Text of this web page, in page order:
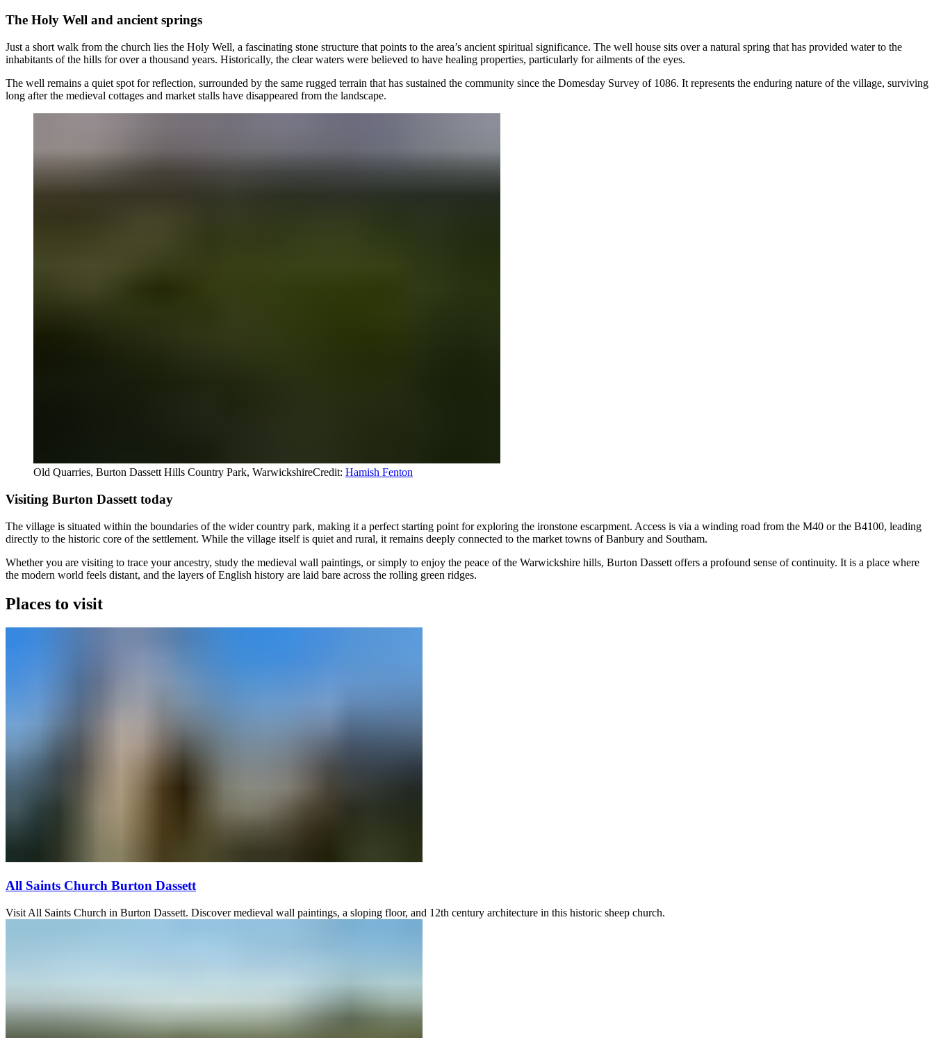
The Holy Well and ancient springs​​​​‌ ‍ ​‍​‍‌‍ ‌ ​‍‌‍‍‌‌‍‌ ‌‍‍‌‌‍ ‍​‍​‍​ ‍‍​‍​‍‌ ​ ‌‍​‌‌‍ ‍‌‍‍‌‌ ‌​‌ ‍‌​‍ ‍‌‍‍‌‌‍ ​‍​‍​‍ ​​‍​‍‌‍‍​‌ ​‍‌‍‌‌‌‍‌‍​‍​‍​ ‍‍​‍​‍‌‍‍​‌ ‌​‌ ‌​‌ ​​​ ‍‍​‍ ​‍ ‌‍ ​‌‍ ‌‍​ ‌‍​‌‌‍ ​‌‍‍​‌‍ ‌ ​ ‌ ‌​​ ‍‍​ ​ ​ ​ ​ ​ ​ ​ ​‍ ‌‍‍‌‌‍ ‍‌ ‌​‌‍‌‌‌‍ ‍‌ ‌​​‍ ‌‍‌‌‌‍‌​‌‍‍‌‌ ‌​​‍ ‌‍ ‌‌‍ ‌‍‌​‌‍‌‌​ ‌‌ ​​‌ ​‍‌‍‌‌‌ ​ ‌‍‌‌‌‍ ‍‌ ‌​‌‍​‌‌ ‌​‌‍‍‌‌‍ ‌‍ ‍​ ‍ ‌‍‍‌‌‍‌​​ ‌‌‍‌‍​ ​ ​ ‍‌​ ‌‌​ ​​‌‍​ ​ ​‌‌‍‌​​‍ ‌‌‍​‍​ ‍​‌‍​‍‌‍​‍​‍ ‌​ ‌​​ ​‌​ ​‌​ ‍​​‍ ‌​ ‍‌​ ​‍​ ‌‍‌‍​‌​‍ ‌‌‍‌‍​ ‌‌​ ​ ​ ‍​​ ​‍​ ‌‌‌‍​‍​ ‌‌​ ‌‍​ ‌‌‌‍​‍​ ​‍​ ‍ ‌ ‌​‌ ‍‌‌ ​​‌‍‌‌​ ‌‌‍​‌‌ ​‍‌‍‌‌‌‍​‌​ ‍ ‌ ​​‌‍​‌‌ ‌​‌‍‍​​ ‌‌‍‌​‌‍‌‌‌ ​ ‌‍​ ‌ ​‍‌‍‍‌‌ ​​‌ ‌​‌‍‍‌‌‍ ‌‍ ‍​‍‌‌​ ‌‌‌​​‍‌‌ ‌‍‍ ‌‍‌‌‌ ‍‌​‍‌‌​ ​ ‌​‌​​‍‌‌​ ​ ‌​‌​​‍‌‌​ ​‍​ ​‍‌‍​‌​ ​ ​ ‌ ​ ​‍​ ​​‌‍‌​‌‍‌​​ ‍​​ ‌‍​ ‌‍​ ​‌​ ‌‍​‍‌‌​ ​‍​ ​‍​‍‌‌​ ‌‌‌​‌​​‍ ‍‌‍​ ‌‍‍​‌‍‍‌‌‍ ​‌‍‌​‌ ​‍‌‍‌‌‌‍ ‍​‍‌‌​ ‌‌‌​​‍‌‌ ‌‍‍ ‌‍‌‌‌ ‍‌​‍‌‌​ ​ ‌​‌​​‍‌‌​ ​ ‌​‌​​‍‌‌​ ​‍​ ​‍​ ‍​​ ​​​ ‌‍​ ​‍​ ‌‍​ ​​​ ‍‌​ ​‍​ ‌​‌‍‌​​ ​‌‌‍​‌​‍‌‌​ ​‍​ ​‍​‍‌‌​ ‌‌‌​‌​​‍ ‍‌ ‌​‌‍‌‌‌ ‍​‌ ‌​​ ‌‍​‍‌‍​‌‌ ​ ‌‍‌‌‌‌‌‌‌ ​‍‌‍ ​​ ‌‌‍‍​‌ ‌​‌ ‌​‌ ​​​‍‌‌​ ​ ‌​​‌​‍‌‌​ ​‍‌​‌‍​‍‌‌​ ​‍‌​‌‍‌‍ ​‌‍ ‌‍​ ‌‍​‌‌‍ ​‌‍‍​‌‍ ‌ ​ ‌ ‌​​‍‌‌​ ​ ‌​​‌​ ​ ​ ​ ​ ​ ​ ​ ​‍‌‍‌‍‍‌‌‍‌​​ ‌‌‍‌‍​ ​ ​ ‍‌​ ‌‌​ ​​‌‍​ ​ ​‌‌‍‌​​‍ ‌‌‍​‍​ ‍​‌‍​‍‌‍​‍​‍ ‌​ ‌​​ ​‌​ ​‌​ ‍​​‍ ‌​ ‍‌​ ​‍​ ‌‍‌‍​‌​‍ ‌‌‍‌‍​ ‌‌​ ​ ​ ‍​​ ​‍​ ‌‌‌‍​‍​ ‌‌​ ‌‍​ ‌‌‌‍​‍​ ​‍​‍‌‍‌ ‌​‌ ‍‌‌ ​​‌‍‌‌​ ‌‌‍​‌‌ ​‍‌‍‌‌‌‍​‌​‍‌‍‌ ​​‌‍​‌‌ ‌​‌‍‍​​ ‌‌‍‌​‌‍‌‌‌ ​ ‌‍​ ‌ ​‍‌‍‍‌‌ ​​‌ ‌​‌‍‍‌‌‍ ‌‍ ‍​‍‌‌​ ‌‌‌​​‍‌‌ ‌‍‍ ‌‍‌‌‌ ‍‌​‍‌‌​ ​ ‌​‌​​‍‌‌​ ​ ‌​‌​​‍‌‌​ ​‍​ ​‍‌‍​‌​ ​ ​ ‌ ​ ​‍​ ​​‌‍‌​‌‍‌​​ ‍​​ ‌‍​ ‌‍​ ​‌​ ‌‍​‍‌‌​ ​‍​ ​‍​‍‌‌​ ‌‌‌​‌​​‍ ‍‌‍​ ‌‍‍​‌‍‍‌‌‍ ​‌‍‌​‌ ​‍‌‍‌‌‌‍ ‍​‍‌‌​ ‌‌‌​​‍‌‌ ‌‍‍ ‌‍‌‌‌ ‍‌​‍‌‌​ ​ ‌​‌​​‍‌‌​ ​ ‌​‌​​‍‌‌​ ​‍​ ​‍​ ‍​​ ​​​ ‌‍​ ​‍​ ‌‍​ ​​​ ‍‌​ ​‍​ ‌​‌‍‌​​ ​‌‌‍​‌​‍‌‌​ ​‍​ ​‍​‍‌‌​ ‌‌‌​‌​​‍ ‍‌ ‌​‌‍‌‌‌ ‍​‌ ‌​​‍‌‍‌ ​​‌‍‌‌‌ ​‍‌ ​ ‌ ​​‌‍‌‌‌‍​ ‌ ‌​‌‍‍‌‌ ‌‍‌‍‌‌​ ‌‌ ​​‌ ‌‌‌‍​‍‌‍ ​‌‍‍‌‌ ​ ‌‍‍​‌‍‌‌‌‍‌​​‍​‍‌ ‌
Just a short walk from the church lies the Holy Well, a fascinating stone structure that points to the area’s ancient spiritual significance. The well house sits over a natural spring that has provided water to the
inhabitants of the hills for over a thousand years. Historically, the clear waters were believed to have healing properties, particularly for ailments of the eyes.​​​​‌ ‍ ​‍​‍‌‍ ‌ ​‍‌‍‍‌‌‍‌ ‌‍‍‌‌‍ ‍​‍​‍​ ‍‍​‍​‍‌ ​ ‌‍​‌‌‍ ‍‌‍‍‌‌ ‌​‌ ‍‌​‍ ‍‌‍‍‌‌‍ ​‍​‍​‍ ​​‍​‍‌‍‍​‌ ​‍‌‍‌‌‌‍‌‍​‍​‍​ ‍‍​‍​‍‌‍‍​‌ ‌​‌ ‌​‌ ​​​ ‍‍​‍ ​‍ ‌‍ ​‌‍ ‌‍​ ‌‍​‌‌‍ ​‌‍‍​‌‍ ‌ ​ ‌ ‌​​ ‍‍​ ​ ​ ​ ​ ​ ​ ​ ​‍ ‌‍‍‌‌‍ ‍‌ ‌​‌‍‌‌‌‍ ‍‌ ‌​​‍ ‌‍‌‌‌‍‌​‌‍‍‌‌ ‌​​‍ ‌‍ ‌‌‍ ‌‍‌​‌‍‌‌​ ‌‌ ​​‌ ​‍‌‍‌‌‌ ​ ‌‍‌‌‌‍ ‍‌ ‌​‌‍​‌‌ ‌​‌‍‍‌‌‍ ‌‍ ‍​ ‍ ‌‍‍‌‌‍‌​​ ‌‌‍‌‍​ ​ ​ ‍‌​ ‌‌​ ​​‌‍​ ​ ​‌‌‍‌​​‍ ‌‌‍​‍​ ‍​‌‍​‍‌‍​‍​‍ ‌​ ‌​​ ​‌​ ​‌​ ‍​​‍ ‌​ ‍‌​ ​‍​ ‌‍‌‍​‌​‍ ‌‌‍‌‍​ ‌‌​ ​ ​ ‍​​ ​‍​ ‌‌‌‍​‍​ ‌‌​ ‌‍​ ‌‌‌‍​‍​ ​‍​ ‍ ‌ ‌​‌ ‍‌‌ ​​‌‍‌‌​ ‌‌‍​‌‌ ​‍‌‍‌‌‌‍​‌​ ‍ ‌ ​​‌‍​‌‌ ‌​‌‍‍​​ ‌‌‍‌​‌‍‌‌‌ ​ ‌‍​ ‌ ​‍‌‍‍‌‌ ​​‌ ‌​‌‍‍‌‌‍ ‌‍ ‍​‍‌‌​ ‌‌‌​​‍‌‌ ‌‍‍ ‌‍‌‌‌ ‍‌​‍‌‌​ ​ ‌​‌​​‍‌‌​ ​ ‌​‌​​‍‌‌​ ​‍​ ​‍‌‍‌​‌‍‌‍​ ‌‍​ ‍‌‌‍‌‌​ ‍‌‌‍‌‍​ ‌​‌‍​ ‌‍​ ​ ‌‌​ ‌‌​‍‌‌​ ​‍​ ​‍​‍‌‌​ ‌‌‌​‌​​‍ ‍‌‍​ ‌‍‍​‌‍‍‌‌‍ ​‌‍‌​‌ ​‍‌‍‌‌‌‍ ‍​‍‌‌​ ‌‌‌​​‍‌‌ ‌‍‍ ‌‍‌‌‌ ‍‌​‍‌‌​ ​ ‌​‌​​‍‌‌​ ​ ‌​‌​​‍‌‌​ ​‍​ ​‍‌‍​‍​ ‌‌​ ​‌​ ‍​‌‍‌​​ ​ ‌‍​‌​ ‌‌‌‍‌‍​ ​‌​ ‌‌​ ‌‌​‍‌‌​ ​‍​ ​‍​‍‌‌​ ‌‌‌​‌​​‍ ‍‌ ‌​‌‍‌‌‌ ‍​‌ ‌​​ ‌‍​‍‌‍​‌‌ ​ ‌‍‌‌‌‌‌‌‌ ​‍‌‍ ​​ ‌‌‍‍​‌ ‌​‌ ‌​‌ ​​​‍‌‌​ ​ ‌​​‌​‍‌‌​ ​‍‌​‌‍​‍‌‌​ ​‍‌​‌‍‌‍ ​‌‍ ‌‍​ ‌‍​‌‌‍ ​‌‍‍​‌‍ ‌ ​ ‌ ‌​​‍‌‌​ ​ ‌​​‌​ ​ ​ ​ ​ ​ ​ ​ ​‍‌‍‌‍‍‌‌‍‌​​ ‌‌‍‌‍​ ​ ​ ‍‌​ ‌‌​ ​​‌‍​ ​ ​‌‌‍‌​​‍ ‌‌‍​‍​ ‍​‌‍​‍‌‍​‍​‍ ‌​ ‌​​ ​‌​ ​‌​ ‍​​‍ ‌​ ‍‌​ ​‍​ ‌‍‌‍​‌​‍ ‌‌‍‌‍​ ‌‌​ ​ ​ ‍​​ ​‍​ ‌‌‌‍​‍​ ‌‌​ ‌‍​ ‌‌‌‍​‍​ ​‍​‍‌‍‌ ‌​‌ ‍‌‌ ​​‌‍‌‌​ ‌‌‍​‌‌ ​‍‌‍‌‌‌‍​‌​‍‌‍‌ ​​‌‍​‌‌ ‌​‌‍‍​​ ‌‌‍‌​‌‍‌‌‌ ​ ‌‍​ ‌ ​‍‌‍‍‌‌ ​​‌ ‌​‌‍‍‌‌‍ ‌‍ ‍​‍‌‌​ ‌‌‌​​‍‌‌ ‌‍‍ ‌‍‌‌‌ ‍‌​‍‌‌​ ​ ‌​‌​​‍‌‌​ ​ ‌​‌​​‍‌‌​ ​‍​ ​‍‌‍‌​‌‍‌‍​ ‌‍​ ‍‌‌‍‌‌​ ‍‌‌‍‌‍​ ‌​‌‍​ ‌‍​ ​ ‌‌​ ‌‌​‍‌‌​ ​‍​ ​‍​‍‌‌​ ‌‌‌​‌​​‍ ‍‌‍​ ‌‍‍​‌‍‍‌‌‍ ​‌‍‌​‌ ​‍‌‍‌‌‌‍ ‍​‍‌‌​ ‌‌‌​​‍‌‌ ‌‍‍ ‌‍‌‌‌ ‍‌​‍‌‌​ ​ ‌​‌​​‍‌‌​ ​ ‌​‌​​‍‌‌​ ​‍​ ​‍‌‍​‍​ ‌‌​ ​‌​ ‍​‌‍‌​​ ​ ‌‍​‌​ ‌‌‌‍‌‍​ ​‌​ ‌‌​ ‌‌​‍‌‌​ ​‍​ ​‍​‍‌‌​ ‌‌‌​‌​​‍ ‍‌ ‌​‌‍‌‌‌ ‍​‌ ‌​​‍‌‍‌ ​​‌‍‌‌‌ ​‍‌ ​ ‌ ​​‌‍‌‌‌‍​ ‌ ‌​‌‍‍‌‌ ‌‍‌‍‌‌​ ‌‌ ​​‌ ‌‌‌‍​‍‌‍ ​‌‍‍‌‌ ​ ‌‍‍​‌‍‌‌‌‍‌​​‍​‍‌ ‌
The well remains a quiet spot for reflection, surrounded by the same rugged terrain that has sustained the community since the Domesday Survey of 1086. It represents the enduring nature of the village, surviving
long after the medieval cottages and market stalls have disappeared from the landscape.​​​​‌ ‍ ​‍​‍‌‍ ‌ ​‍‌‍‍‌‌‍‌ ‌‍‍‌‌‍ ‍​‍​‍​ ‍‍​‍​‍‌ ​ ‌‍​‌‌‍ ‍‌‍‍‌‌ ‌​‌ ‍‌​‍ ‍‌‍‍‌‌‍ ​‍​‍​‍ ​​‍​‍‌‍‍​‌ ​‍‌‍‌‌‌‍‌‍​‍​‍​ ‍‍​‍​‍‌‍‍​‌ ‌​‌ ‌​‌ ​​​ ‍‍​‍ ​‍ ‌‍ ​‌‍ ‌‍​ ‌‍​‌‌‍ ​‌‍‍​‌‍ ‌ ​ ‌ ‌​​ ‍‍​ ​ ​ ​ ​ ​ ​ ​ ​‍ ‌‍‍‌‌‍ ‍‌ ‌​‌‍‌‌‌‍ ‍‌ ‌​​‍ ‌‍‌‌‌‍‌​‌‍‍‌‌ ‌​​‍ ‌‍ ‌‌‍ ‌‍‌​‌‍‌‌​ ‌‌ ​​‌ ​‍‌‍‌‌‌ ​ ‌‍‌‌‌‍ ‍‌ ‌​‌‍​‌‌ ‌​‌‍‍‌‌‍ ‌‍ ‍​ ‍ ‌‍‍‌‌‍‌​​ ‌‌‍‌‍​ ​ ​ ‍‌​ ‌‌​ ​​‌‍​ ​ ​‌‌‍‌​​‍ ‌‌‍​‍​ ‍​‌‍​‍‌‍​‍​‍ ‌​ ‌​​ ​‌​ ​‌​ ‍​​‍ ‌​ ‍‌​ ​‍​ ‌‍‌‍​‌​‍ ‌‌‍‌‍​ ‌‌​ ​ ​ ‍​​ ​‍​ ‌‌‌‍​‍​ ‌‌​ ‌‍​ ‌‌‌‍​‍​ ​‍​ ‍ ‌ ‌​‌ ‍‌‌ ​​‌‍‌‌​ ‌‌‍​‌‌ ​‍‌‍‌‌‌‍​‌​ ‍ ‌ ​​‌‍​‌‌ ‌​‌‍‍​​ ‌‌‍‌​‌‍‌‌‌ ​ ‌‍​ ‌ ​‍‌‍‍‌‌ ​​‌ ‌​‌‍‍‌‌‍ ‌‍ ‍​‍‌‌​ ‌‌‌​​‍‌‌ ‌‍‍ ‌‍‌‌‌ ‍‌​‍‌‌​ ​ ‌​‌​​‍‌‌​ ​ ‌​‌​​‍‌‌​ ​‍​ ​‍​ ‌‌​ ​‌‌‍‌‌​ ​​‌‍‌‌​ ​ ​ ‌‍​ ‌‍​ ‌ ​ ‍‌​ ‍​‌‍‌‍​‍‌‌​ ​‍​ ​‍​‍‌‌​ ‌‌‌​‌​​‍ ‍‌‍​ ‌‍‍​‌‍‍‌‌‍ ​‌‍‌​‌ ​‍‌‍‌‌‌‍ ‍​‍‌‌​ ‌‌‌​​‍‌‌ ‌‍‍ ‌‍‌‌‌ ‍‌​‍‌‌​ ​ ‌​‌​​‍‌‌​ ​ ‌​‌​​‍‌‌​ ​‍​ ​‍​ ‍​​ ‍‌​ ‌ ​ ​​‌‍‌‍​ ​‌‌‍‌‌​ ​​​ ‌ ​ ‌‍​ ​​‌‍‌‍​‍‌‌​ ​‍​ ​‍​‍‌‌​ ‌‌‌​‌​​‍ ‍‌ ‌​‌‍‌‌‌ ‍​‌ ‌​​ ‌‍​‍‌‍​‌‌ ​ ‌‍‌‌‌‌‌‌‌ ​‍‌‍ ​​ ‌‌‍‍​‌ ‌​‌ ‌​‌ ​​​‍‌‌​ ​ ‌​​‌​‍‌‌​ ​‍‌​‌‍​‍‌‌​ ​‍‌​‌‍‌‍ ​‌‍ ‌‍​ ‌‍​‌‌‍ ​‌‍‍​‌‍ ‌ ​ ‌ ‌​​‍‌‌​ ​ ‌​​‌​ ​ ​ ​ ​ ​ ​ ​ ​‍‌‍‌‍‍‌‌‍‌​​ ‌‌‍‌‍​ ​ ​ ‍‌​ ‌‌​ ​​‌‍​ ​ ​‌‌‍‌​​‍ ‌‌‍​‍​ ‍​‌‍​‍‌‍​‍​‍ ‌​ ‌​​ ​‌​ ​‌​ ‍​​‍ ‌​ ‍‌​ ​‍​ ‌‍‌‍​‌​‍ ‌‌‍‌‍​ ‌‌​ ​ ​ ‍​​ ​‍​ ‌‌‌‍​‍​ ‌‌​ ‌‍​ ‌‌‌‍​‍​ ​‍​‍‌‍‌ ‌​‌ ‍‌‌ ​​‌‍‌‌​ ‌‌‍​‌‌ ​‍‌‍‌‌‌‍​‌​‍‌‍‌ ​​‌‍​‌‌ ‌​‌‍‍​​ ‌‌‍‌​‌‍‌‌‌ ​ ‌‍​ ‌ ​‍‌‍‍‌‌ ​​‌ ‌​‌‍‍‌‌‍ ‌‍ ‍​‍‌‌​ ‌‌‌​​‍‌‌ ‌‍‍ ‌‍‌‌‌ ‍‌​‍‌‌​ ​ ‌​‌​​‍‌‌​ ​ ‌​‌​​‍‌‌​ ​‍​ ​‍​ ‌‌​ ​‌‌‍‌‌​ ​​‌‍‌‌​ ​ ​ ‌‍​ ‌‍​ ‌ ​ ‍‌​ ‍​‌‍‌‍​‍‌‌​ ​‍​ ​‍​‍‌‌​ ‌‌‌​‌​​‍ ‍‌‍​ ‌‍‍​‌‍‍‌‌‍ ​‌‍‌​‌ ​‍‌‍‌‌‌‍ ‍​‍‌‌​ ‌‌‌​​‍‌‌ ‌‍‍ ‌‍‌‌‌ ‍‌​‍‌‌​ ​ ‌​‌​​‍‌‌​ ​ ‌​‌​​‍‌‌​ ​‍​ ​‍​ ‍​​ ‍‌​ ‌ ​ ​​‌‍‌‍​ ​‌‌‍‌‌​ ​​​ ‌ ​ ‌‍​ ​​‌‍‌‍​‍‌‌​ ​‍​ ​‍​‍‌‌​ ‌‌‌​‌​​‍ ‍‌ ‌​‌‍‌‌‌ ‍​‌ ‌​​‍‌‍‌ ​​‌‍‌‌‌ ​‍‌ ​ ‌ ​​‌‍‌‌‌‍​ ‌ ‌​‌‍‍‌‌ ‌‍‌‍‌‌​ ‌‌ ​​‌ ‌‌‌‍​‍‌‍ ​‌‍‍‌‌ ​ ‌‍‍​‌‍‌‌‌‍‌​​‍​‍‌ ‌
Old Quarries, Burton Dassett Hills Country Park, Warwickshire​​​​‌ ‍ ​‍​‍‌‍ ‌ ​‍‌‍‍‌‌‍‌ ‌‍‍‌‌‍ ‍​‍​‍​ ‍‍​‍​‍‌ ​ ‌‍​‌‌‍ ‍‌‍‍‌‌ ‌​‌ ‍‌​‍ ‍‌‍‍‌‌‍ ​‍​‍​‍ ​​‍​‍‌‍‍​‌ ​‍‌‍‌‌‌‍‌‍​‍​‍​ ‍‍​‍​‍‌‍‍​‌ ‌​‌ ‌​‌ ​​​ ‍‍​‍ ​‍ ‌‍ ​‌‍ ‌‍​ ‌‍​‌‌‍ ​‌‍‍​‌‍ ‌ ​ ‌ ‌​​ ‍‍​ ​ ​ ​ ​ ​ ​ ​ ​‍ ‌‍‍‌‌‍ ‍‌ ‌​‌‍‌‌‌‍ ‍‌ ‌​​‍ ‌‍‌‌‌‍‌​‌‍‍‌‌ ‌​​‍ ‌‍ ‌‌‍ ‌‍‌​‌‍‌‌​ ‌‌ ​​‌ ​‍‌‍‌‌‌ ​ ‌‍‌‌‌‍ ‍‌ ‌​‌‍​‌‌ ‌​‌‍‍‌‌‍ ‌‍ ‍​ ‍ ‌‍‍‌‌‍‌​​ ‌‌‍‌‍​ ​ ​ ‍‌​ ‌‌​ ​​‌‍​ ​ ​‌‌‍‌​​‍ ‌‌‍​‍​ ‍​‌‍​‍‌‍​‍​‍ ‌​ ‌​​ ​‌​ ​‌​ ‍​​‍ ‌​ ‍‌​ ​‍​ ‌‍‌‍​‌​‍ ‌‌‍‌‍​ ‌‌​ ​ ​ ‍​​ ​‍​ ‌‌‌‍​‍​ ‌‌​ ‌‍​ ‌‌‌‍​‍​ ​‍​ ‍ ‌ ‌​‌ ‍‌‌ ​​‌‍‌‌​ ‌‌‍​‌‌ ​‍‌‍‌‌‌‍​‌​ ‍ ‌ ​​‌‍​‌‌ ‌​‌‍‍​​ ‌‌‍‌​‌‍‌‌‌ ​ ‌‍​ ‌ ​‍‌‍‍‌‌ ​​‌ ‌​‌‍‍‌‌‍ ‌‍ ‍​‍‌‌​ ‌‌‌​​‍‌‌ ‌‍‍ ‌‍‌‌‌ ‍‌​‍‌‌​ ​ ‌​‌​​‍‌‌​ ​ ‌​‌​​‍‌‌​ ​‍​ ​‍​ ‍​​ ​‍​ ‍‌​ ‌​‌‍​‍‌‍‌‌​ ‌‌‌‍​ ‌‍​ ​ ‌‍​ ‍​​ ​‌​‍‌‌​ ​‍​ ​‍​‍‌‌​ ‌‌‌​‌​​‍ ‍‌‍​ ‌‍​‌‌ ​​‌ ‌​‌‍‍‌‌‍ ‌‍ ‍​ ‌‍​‍‌‍​‌‌ ​ ‌‍‌‌‌‌‌‌‌ ​‍‌‍ ​​ ‌‌‍‍​‌ ‌​‌ ‌​‌ ​​​‍‌‌​ ​ ‌​​‌​‍‌‌​ ​‍‌​‌‍​‍‌‌​ ​‍‌​‌‍‌‍ ​‌‍ ‌‍​ ‌‍​‌‌‍ ​‌‍‍​‌‍ ‌ ​ ‌ ‌​​‍‌‌​ ​ ‌​​‌​ ​ ​ ​ ​ ​ ​ ​ ​‍‌‍‌‍‍‌‌‍‌​​ ‌‌‍‌‍​ ​ ​ ‍‌​ ‌‌​ ​​‌‍​ ​ ​‌‌‍‌​​‍ ‌‌‍​‍​ ‍​‌‍​‍‌‍​‍​‍ ‌​ ‌​​ ​‌​ ​‌​ ‍​​‍ ‌​ ‍‌​ ​‍​ ‌‍‌‍​‌​‍ ‌‌‍‌‍​ ‌‌​ ​ ​ ‍​​ ​‍​ ‌‌‌‍​‍​ ‌‌​ ‌‍​ ‌‌‌‍​‍​ ​‍​‍‌‍‌ ‌​‌ ‍‌‌ ​​‌‍‌‌​ ‌‌‍​‌‌ ​‍‌‍‌‌‌‍​‌​‍‌‍‌ ​​‌‍​‌‌ ‌​‌‍‍​​ ‌‌‍‌​‌‍‌‌‌ ​ ‌‍​ ‌ ​‍‌‍‍‌‌ ​​‌ ‌​‌‍‍‌‌‍ ‌‍ ‍​‍‌‌​ ‌‌‌​​‍‌‌ ‌‍‍ ‌‍‌‌‌ ‍‌​‍‌‌​ ​ ‌​‌​​‍‌‌​ ​ ‌​‌​​‍‌‌​ ​‍​ ​‍​ ‍​​ ​‍​ ‍‌​ ‌​‌‍​‍‌‍‌‌​ ‌‌‌‍​ ‌‍​ ​ ‌‍​ ‍​​ ​‌​‍‌‌​ ​‍​ ​‍​‍‌‌​ ‌‌‌​‌​​‍ ‍‌‍​ ‌‍​‌‌ ​​‌ ‌​‌‍‍‌‌‍ ‌‍ ‍​‍‌‍‌ ​​‌‍‌‌‌ ​‍‌ ​ ‌ ​​‌‍‌‌‌‍​ ‌ ‌​‌‍‍‌‌ ‌‍‌‍‌‌​ ‌‌ ​​‌ ‌‌‌‍​‍‌‍ ​‌‍‍‌‌ ​ ‌‍‍​‌‍‌‌‌‍‌​​‍​‍‌ ‌Credit: Hamish Fenton
Visiting Burton Dassett today​​​​‌ ‍ ​‍​‍‌‍ ‌ ​‍‌‍‍‌‌‍‌ ‌‍‍‌‌‍ ‍​‍​‍​ ‍‍​‍​‍‌ ​ ‌‍​‌‌‍ ‍‌‍‍‌‌ ‌​‌ ‍‌​‍ ‍‌‍‍‌‌‍ ​‍​‍​‍ ​​‍​‍‌‍‍​‌ ​‍‌‍‌‌‌‍‌‍​‍​‍​ ‍‍​‍​‍‌‍‍​‌ ‌​‌ ‌​‌ ​​​ ‍‍​‍ ​‍ ‌‍ ​‌‍ ‌‍​ ‌‍​‌‌‍ ​‌‍‍​‌‍ ‌ ​ ‌ ‌​​ ‍‍​ ​ ​ ​ ​ ​ ​ ​ ​‍ ‌‍‍‌‌‍ ‍‌ ‌​‌‍‌‌‌‍ ‍‌ ‌​​‍ ‌‍‌‌‌‍‌​‌‍‍‌‌ ‌​​‍ ‌‍ ‌‌‍ ‌‍‌​‌‍‌‌​ ‌‌ ​​‌ ​‍‌‍‌‌‌ ​ ‌‍‌‌‌‍ ‍‌ ‌​‌‍​‌‌ ‌​‌‍‍‌‌‍ ‌‍ ‍​ ‍ ‌‍‍‌‌‍‌​​ ‌‌‍‌‍​ ​ ​ ‍‌​ ‌‌​ ​​‌‍​ ​ ​‌‌‍‌​​‍ ‌‌‍​‍​ ‍​‌‍​‍‌‍​‍​‍ ‌​ ‌​​ ​‌​ ​‌​ ‍​​‍ ‌​ ‍‌​ ​‍​ ‌‍‌‍​‌​‍ ‌‌‍‌‍​ ‌‌​ ​ ​ ‍​​ ​‍​ ‌‌‌‍​‍​ ‌‌​ ‌‍​ ‌‌‌‍​‍​ ​‍​ ‍ ‌ ‌​‌ ‍‌‌ ​​‌‍‌‌​ ‌‌‍​‌‌ ​‍‌‍‌‌‌‍​‌​ ‍ ‌ ​​‌‍​‌‌ ‌​‌‍‍​​ ‌‌‍‌​‌‍‌‌‌ ​ ‌‍​ ‌ ​‍‌‍‍‌‌ ​​‌ ‌​‌‍‍‌‌‍ ‌‍ ‍​‍‌‌​ ‌‌‌​​‍‌‌ ‌‍‍ ‌‍‌‌‌ ‍‌​‍‌‌​ ​ ‌​‌​​‍‌‌​ ​ ‌​‌​​‍‌‌​ ​‍​ ​‍‌‍​‌‌‍​ ​ ‌‌​ ​‌​ ‍‌‌‍‌‍‌‍​‍​ ​ ​ ​‌​ ‌​‌‍​ ​ ‍​​‍‌‌​ ​‍​ ​‍​‍‌‌​ ‌‌‌​‌​​‍ ‍‌‍​ ‌‍‍​‌‍‍‌‌‍ ​‌‍‌​‌ ​‍‌‍‌‌‌‍ ‍​‍‌‌​ ‌‌‌​​‍‌‌ ‌‍‍ ‌‍‌‌‌ ‍‌​‍‌‌​ ​ ‌​‌​​‍‌‌​ ​ ‌​‌​​‍‌‌​ ​‍​ ​‍​ ‍​​ ‌‌​ ‌‌​ ​‍‌‍​ ​ ‌‍‌‍​ ‌‍​ ​ ‌‍​ ‍‌​ ​ ​ ​‌​‍‌‌​ ​‍​ ​‍​‍‌‌​ ‌‌‌​‌​​‍ ‍‌ ‌​‌‍‌‌‌ ‍​‌ ‌​​ ‌‍​‍‌‍​‌‌ ​ ‌‍‌‌‌‌‌‌‌ ​‍‌‍ ​​ ‌‌‍‍​‌ ‌​‌ ‌​‌ ​​​‍‌‌​ ​ ‌​​‌​‍‌‌​ ​‍‌​‌‍​‍‌‌​ ​‍‌​‌‍‌‍ ​‌‍ ‌‍​ ‌‍​‌‌‍ ​‌‍‍​‌‍ ‌ ​ ‌ ‌​​‍‌‌​ ​ ‌​​‌​ ​ ​ ​ ​ ​ ​ ​ ​‍‌‍‌‍‍‌‌‍‌​​ ‌‌‍‌‍​ ​ ​ ‍‌​ ‌‌​ ​​‌‍​ ​ ​‌‌‍‌​​‍ ‌‌‍​‍​ ‍​‌‍​‍‌‍​‍​‍ ‌​ ‌​​ ​‌​ ​‌​ ‍​​‍ ‌​ ‍‌​ ​‍​ ‌‍‌‍​‌​‍ ‌‌‍‌‍​ ‌‌​ ​ ​ ‍​​ ​‍​ ‌‌‌‍​‍​ ‌‌​ ‌‍​ ‌‌‌‍​‍​ ​‍​‍‌‍‌ ‌​‌ ‍‌‌ ​​‌‍‌‌​ ‌‌‍​‌‌ ​‍‌‍‌‌‌‍​‌​‍‌‍‌ ​​‌‍​‌‌ ‌​‌‍‍​​ ‌‌‍‌​‌‍‌‌‌ ​ ‌‍​ ‌ ​‍‌‍‍‌‌ ​​‌ ‌​‌‍‍‌‌‍ ‌‍ ‍​‍‌‌​ ‌‌‌​​‍‌‌ ‌‍‍ ‌‍‌‌‌ ‍‌​‍‌‌​ ​ ‌​‌​​‍‌‌​ ​ ‌​‌​​‍‌‌​ ​‍​ ​‍‌‍​‌‌‍​ ​ ‌‌​ ​‌​ ‍‌‌‍‌‍‌‍​‍​ ​ ​ ​‌​ ‌​‌‍​ ​ ‍​​‍‌‌​ ​‍​ ​‍​‍‌‌​ ‌‌‌​‌​​‍ ‍‌‍​ ‌‍‍​‌‍‍‌‌‍ ​‌‍‌​‌ ​‍‌‍‌‌‌‍ ‍​‍‌‌​ ‌‌‌​​‍‌‌ ‌‍‍ ‌‍‌‌‌ ‍‌​‍‌‌​ ​ ‌​‌​​‍‌‌​ ​ ‌​‌​​‍‌‌​ ​‍​ ​‍​ ‍​​ ‌‌​ ‌‌​ ​‍‌‍​ ​ ‌‍‌‍​ ‌‍​ ​ ‌‍​ ‍‌​ ​ ​ ​‌​‍‌‌​ ​‍​ ​‍​‍‌‌​ ‌‌‌​‌​​‍ ‍‌ ‌​‌‍‌‌‌ ‍​‌ ‌​​‍‌‍‌ ​​‌‍‌‌‌ ​‍‌ ​ ‌ ​​‌‍‌‌‌‍​ ‌ ‌​‌‍‍‌‌ ‌‍‌‍‌‌​ ‌‌ ​​‌ ‌‌‌‍​‍‌‍ ​‌‍‍‌‌ ​ ‌‍‍​‌‍‌‌‌‍‌​​‍​‍‌ ‌
The village is situated within the boundaries of the wider country park, making it a perfect starting point for exploring the ironstone escarpment. Access is via a winding road from the M40 or the B4100, leading
directly to the historic core of the settlement. While the village itself is quiet and rural, it remains deeply connected to the market towns of Banbury and Southam.​​​​‌ ‍ ​‍​‍‌‍ ‌ ​‍‌‍‍‌‌‍‌ ‌‍‍‌‌‍ ‍​‍​‍​ ‍‍​‍​‍‌ ​ ‌‍​‌‌‍ ‍‌‍‍‌‌ ‌​‌ ‍‌​‍ ‍‌‍‍‌‌‍ ​‍​‍​‍ ​​‍​‍‌‍‍​‌ ​‍‌‍‌‌‌‍‌‍​‍​‍​ ‍‍​‍​‍‌‍‍​‌ ‌​‌ ‌​‌ ​​​ ‍‍​‍ ​‍ ‌‍ ​‌‍ ‌‍​ ‌‍​‌‌‍ ​‌‍‍​‌‍ ‌ ​ ‌ ‌​​ ‍‍​ ​ ​ ​ ​ ​ ​ ​ ​‍ ‌‍‍‌‌‍ ‍‌ ‌​‌‍‌‌‌‍ ‍‌ ‌​​‍ ‌‍‌‌‌‍‌​‌‍‍‌‌ ‌​​‍ ‌‍ ‌‌‍ ‌‍‌​‌‍‌‌​ ‌‌ ​​‌ ​‍‌‍‌‌‌ ​ ‌‍‌‌‌‍ ‍‌ ‌​‌‍​‌‌ ‌​‌‍‍‌‌‍ ‌‍ ‍​ ‍ ‌‍‍‌‌‍‌​​ ‌‌‍‌‍​ ​ ​ ‍‌​ ‌‌​ ​​‌‍​ ​ ​‌‌‍‌​​‍ ‌‌‍​‍​ ‍​‌‍​‍‌‍​‍​‍ ‌​ ‌​​ ​‌​ ​‌​ ‍​​‍ ‌​ ‍‌​ ​‍​ ‌‍‌‍​‌​‍ ‌‌‍‌‍​ ‌‌​ ​ ​ ‍​​ ​‍​ ‌‌‌‍​‍​ ‌‌​ ‌‍​ ‌‌‌‍​‍​ ​‍​ ‍ ‌ ‌​‌ ‍‌‌ ​​‌‍‌‌​ ‌‌‍​‌‌ ​‍‌‍‌‌‌‍​‌​ ‍ ‌ ​​‌‍​‌‌ ‌​‌‍‍​​ ‌‌‍‌​‌‍‌‌‌ ​ ‌‍​ ‌ ​‍‌‍‍‌‌ ​​‌ ‌​‌‍‍‌‌‍ ‌‍ ‍​‍‌‌​ ‌‌‌​​‍‌‌ ‌‍‍ ‌‍‌‌‌ ‍‌​‍‌‌​ ​ ‌​‌​​‍‌‌​ ​ ‌​‌​​‍‌‌​ ​‍​ ​‍‌‍‌​‌‍‌‍​ ‌ ‌‍​ ‌‍‌‍​ ‌‍‌‍​ ​ ‍​‌‍​‌‌‍‌‍‌‍​ ‌‍‌‍​‍‌‌​ ​‍​ ​‍​‍‌‌​ ‌‌‌​‌​​‍ ‍‌‍​ ‌‍‍​‌‍‍‌‌‍ ​‌‍‌​‌ ​‍‌‍‌‌‌‍ ‍​‍‌‌​ ‌‌‌​​‍‌‌ ‌‍‍ ‌‍‌‌‌ ‍‌​‍‌‌​ ​ ‌​‌​​‍‌‌​ ​ ‌​‌​​‍‌‌​ ​‍​ ​‍​ ​ ​ ‍‌​ ​‌​ ‍‌‌‍​‌​ ‌ ​ ‌ ​ ‌‍​ ‌‍‌‍‌​​ ‌‍​ ​‌​‍‌‌​ ​‍​ ​‍​‍‌‌​ ‌‌‌​‌​​‍ ‍‌ ‌​‌‍‌‌‌ ‍​‌ ‌​​ ‌‍​‍‌‍​‌‌ ​ ‌‍‌‌‌‌‌‌‌ ​‍‌‍ ​​ ‌‌‍‍​‌ ‌​‌ ‌​‌ ​​​‍‌‌​ ​ ‌​​‌​‍‌‌​ ​‍‌​‌‍​‍‌‌​ ​‍‌​‌‍‌‍ ​‌‍ ‌‍​ ‌‍​‌‌‍ ​‌‍‍​‌‍ ‌ ​ ‌ ‌​​‍‌‌​ ​ ‌​​‌​ ​ ​ ​ ​ ​ ​ ​ ​‍‌‍‌‍‍‌‌‍‌​​ ‌‌‍‌‍​ ​ ​ ‍‌​ ‌‌​ ​​‌‍​ ​ ​‌‌‍‌​​‍ ‌‌‍​‍​ ‍​‌‍​‍‌‍​‍​‍ ‌​ ‌​​ ​‌​ ​‌​ ‍​​‍ ‌​ ‍‌​ ​‍​ ‌‍‌‍​‌​‍ ‌‌‍‌‍​ ‌‌​ ​ ​ ‍​​ ​‍​ ‌‌‌‍​‍​ ‌‌​ ‌‍​ ‌‌‌‍​‍​ ​‍​‍‌‍‌ ‌​‌ ‍‌‌ ​​‌‍‌‌​ ‌‌‍​‌‌ ​‍‌‍‌‌‌‍​‌​‍‌‍‌ ​​‌‍​‌‌ ‌​‌‍‍​​ ‌‌‍‌​‌‍‌‌‌ ​ ‌‍​ ‌ ​‍‌‍‍‌‌ ​​‌ ‌​‌‍‍‌‌‍ ‌‍ ‍​‍‌‌​ ‌‌‌​​‍‌‌ ‌‍‍ ‌‍‌‌‌ ‍‌​‍‌‌​ ​ ‌​‌​​‍‌‌​ ​ ‌​‌​​‍‌‌​ ​‍​ ​‍‌‍‌​‌‍‌‍​ ‌ ‌‍​ ‌‍‌‍​ ‌‍‌‍​ ​ ‍​‌‍​‌‌‍‌‍‌‍​ ‌‍‌‍​‍‌‌​ ​‍​ ​‍​‍‌‌​ ‌‌‌​‌​​‍ ‍‌‍​ ‌‍‍​‌‍‍‌‌‍ ​‌‍‌​‌ ​‍‌‍‌‌‌‍ ‍​‍‌‌​ ‌‌‌​​‍‌‌ ‌‍‍ ‌‍‌‌‌ ‍‌​‍‌‌​ ​ ‌​‌​​‍‌‌​ ​ ‌​‌​​‍‌‌​ ​‍​ ​‍​ ​ ​ ‍‌​ ​‌​ ‍‌‌‍​‌​ ‌ ​ ‌ ​ ‌‍​ ‌‍‌‍‌​​ ‌‍​ ​‌​‍‌‌​ ​‍​ ​‍​‍‌‌​ ‌‌‌​‌​​‍ ‍‌ ‌​‌‍‌‌‌ ‍​‌ ‌​​‍‌‍‌ ​​‌‍‌‌‌ ​‍‌ ​ ‌ ​​‌‍‌‌‌‍​ ‌ ‌​‌‍‍‌‌ ‌‍‌‍‌‌​ ‌‌ ​​‌ ‌‌‌‍​‍‌‍ ​‌‍‍‌‌ ​ ‌‍‍​‌‍‌‌‌‍‌​​‍​‍‌ ‌
Whether you are visiting to trace your ancestry, study the medieval wall paintings, or simply to enjoy the peace of the Warwickshire hills, Burton Dassett offers a profound sense of continuity. It is a place where
the modern world feels distant, and the layers of English history are laid bare across the rolling green ridges.​​​​‌ ‍ ​‍​‍‌‍ ‌ ​‍‌‍‍‌‌‍‌ ‌‍‍‌‌‍ ‍​‍​‍​ ‍‍​‍​‍‌ ​ ‌‍​‌‌‍ ‍‌‍‍‌‌ ‌​‌ ‍‌​‍ ‍‌‍‍‌‌‍ ​‍​‍​‍ ​​‍​‍‌‍‍​‌ ​‍‌‍‌‌‌‍‌‍​‍​‍​ ‍‍​‍​‍‌‍‍​‌ ‌​‌ ‌​‌ ​​​ ‍‍​‍ ​‍ ‌‍ ​‌‍ ‌‍​ ‌‍​‌‌‍ ​‌‍‍​‌‍ ‌ ​ ‌ ‌​​ ‍‍​ ​ ​ ​ ​ ​ ​ ​ ​‍ ‌‍‍‌‌‍ ‍‌ ‌​‌‍‌‌‌‍ ‍‌ ‌​​‍ ‌‍‌‌‌‍‌​‌‍‍‌‌ ‌​​‍ ‌‍ ‌‌‍ ‌‍‌​‌‍‌‌​ ‌‌ ​​‌ ​‍‌‍‌‌‌ ​ ‌‍‌‌‌‍ ‍‌ ‌​‌‍​‌‌ ‌​‌‍‍‌‌‍ ‌‍ ‍​ ‍ ‌‍‍‌‌‍‌​​ ‌‌‍‌‍​ ​ ​ ‍‌​ ‌‌​ ​​‌‍​ ​ ​‌‌‍‌​​‍ ‌‌‍​‍​ ‍​‌‍​‍‌‍​‍​‍ ‌​ ‌​​ ​‌​ ​‌​ ‍​​‍ ‌​ ‍‌​ ​‍​ ‌‍‌‍​‌​‍ ‌‌‍‌‍​ ‌‌​ ​ ​ ‍​​ ​‍​ ‌‌‌‍​‍​ ‌‌​ ‌‍​ ‌‌‌‍​‍​ ​‍​ ‍ ‌ ‌​‌ ‍‌‌ ​​‌‍‌‌​ ‌‌‍​‌‌ ​‍‌‍‌‌‌‍​‌​ ‍ ‌ ​​‌‍​‌‌ ‌​‌‍‍​​ ‌‌‍‌​‌‍‌‌‌ ​ ‌‍​ ‌ ​‍‌‍‍‌‌ ​​‌ ‌​‌‍‍‌‌‍ ‌‍ ‍​‍‌‌​ ‌‌‌​​‍‌‌ ‌‍‍ ‌‍‌‌‌ ‍‌​‍‌‌​ ​ ‌​‌​​‍‌‌​ ​ ‌​‌​​‍‌‌​ ​‍​ ​‍‌‍​‌‌‍‌​​ ​​‌‍​‍‌‍‌‍​ ‌‍​ ‍​‌‍‌​​ ​​​ ​​​ ‌‍‌‍​‍​‍‌‌​ ​‍​ ​‍​‍‌‌​ ‌‌‌​‌​​‍ ‍‌‍​ ‌‍‍​‌‍‍‌‌‍ ​‌‍‌​‌ ​‍‌‍‌‌‌‍ ‍​‍‌‌​ ‌‌‌​​‍‌‌ ‌‍‍ ‌‍‌‌‌ ‍‌​‍‌‌​ ​ ‌​‌​​‍‌‌​ ​ ‌​‌​​‍‌‌​ ​‍​ ​‍​ ​​‌‍​‍‌‍​ ​ ​ ‌‍‌​​ ‌‍‌‍​‍‌‍​‍​ ‌‌​ ​‌‌‍​‍​ ‍‌​‍‌‌​ ​‍​ ​‍​‍‌‌​ ‌‌‌​‌​​‍ ‍‌ ‌​‌‍‌‌‌ ‍​‌ ‌​​ ‌‍​‍‌‍​‌‌ ​ ‌‍‌‌‌‌‌‌‌ ​‍‌‍ ​​ ‌‌‍‍​‌ ‌​‌ ‌​‌ ​​​‍‌‌​ ​ ‌​​‌​‍‌‌​ ​‍‌​‌‍​‍‌‌​ ​‍‌​‌‍‌‍ ​‌‍ ‌‍​ ‌‍​‌‌‍ ​‌‍‍​‌‍ ‌ ​ ‌ ‌​​‍‌‌​ ​ ‌​​‌​ ​ ​ ​ ​ ​ ​ ​ ​‍‌‍‌‍‍‌‌‍‌​​ ‌‌‍‌‍​ ​ ​ ‍‌​ ‌‌​ ​​‌‍​ ​ ​‌‌‍‌​​‍ ‌‌‍​‍​ ‍​‌‍​‍‌‍​‍​‍ ‌​ ‌​​ ​‌​ ​‌​ ‍​​‍ ‌​ ‍‌​ ​‍​ ‌‍‌‍​‌​‍ ‌‌‍‌‍​ ‌‌​ ​ ​ ‍​​ ​‍​ ‌‌‌‍​‍​ ‌‌​ ‌‍​ ‌‌‌‍​‍​ ​‍​‍‌‍‌ ‌​‌ ‍‌‌ ​​‌‍‌‌​ ‌‌‍​‌‌ ​‍‌‍‌‌‌‍​‌​‍‌‍‌ ​​‌‍​‌‌ ‌​‌‍‍​​ ‌‌‍‌​‌‍‌‌‌ ​ ‌‍​ ‌ ​‍‌‍‍‌‌ ​​‌ ‌​‌‍‍‌‌‍ ‌‍ ‍​‍‌‌​ ‌‌‌​​‍‌‌ ‌‍‍ ‌‍‌‌‌ ‍‌​‍‌‌​ ​ ‌​‌​​‍‌‌​ ​ ‌​‌​​‍‌‌​ ​‍​ ​‍‌‍​‌‌‍‌​​ ​​‌‍​‍‌‍‌‍​ ‌‍​ ‍​‌‍‌​​ ​​​ ​​​ ‌‍‌‍​‍​‍‌‌​ ​‍​ ​‍​‍‌‌​ ‌‌‌​‌​​‍ ‍‌‍​ ‌‍‍​‌‍‍‌‌‍ ​‌‍‌​‌ ​‍‌‍‌‌‌‍ ‍​‍‌‌​ ‌‌‌​​‍‌‌ ‌‍‍ ‌‍‌‌‌ ‍‌​‍‌‌​ ​ ‌​‌​​‍‌‌​ ​ ‌​‌​​‍‌‌​ ​‍​ ​‍​ ​​‌‍​‍‌‍​ ​ ​ ‌‍‌​​ ‌‍‌‍​‍‌‍​‍​ ‌‌​ ​‌‌‍​‍​ ‍‌​‍‌‌​ ​‍​ ​‍​‍‌‌​ ‌‌‌​‌​​‍ ‍‌ ‌​‌‍‌‌‌ ‍​‌ ‌​​‍‌‍‌ ​​‌‍‌‌‌ ​‍‌ ​ ‌ ​​‌‍‌‌‌‍​ ‌ ‌​‌‍‍‌‌ ‌‍‌‍‌‌​ ‌‌ ​​‌ ‌‌‌‍​‍‌‍ ​‌‍‍‌‌ ​ ‌‍‍​‌‍‌‌‌‍‌​​‍​‍‌ ‌
Places to visit
All Saints Church Burton Dassett​​​​‌ ‍ ​‍​‍‌‍ ‌ ​‍‌‍‍‌‌‍‌ ‌‍‍‌‌‍ ‍​‍​‍​ ‍‍​‍​‍‌ ​ ‌‍​‌‌‍ ‍‌‍‍‌‌ ‌​‌ ‍‌​‍ ‍‌‍‍‌‌‍ ​‍​‍​‍ ​​‍​‍‌‍‍​‌ ​‍‌‍‌‌‌‍‌‍​‍​‍​ ‍‍​‍​‍‌‍‍​‌ ‌​‌ ‌​‌ ​​​ ‍‍​‍ ​‍ ‌‍ ​‌‍ ‌‍​ ‌‍​‌‌‍ ​‌‍‍​‌‍ ‌ ​ ‌ ‌​​ ‍‍​ ​ ​ ​ ​ ​ ​ ​ ​‍ ‌‍‍‌‌‍ ‍‌ ‌​‌‍‌‌‌‍ ‍‌ ‌​​‍ ‌‍‌‌‌‍‌​‌‍‍‌‌ ‌​​‍ ‌‍ ‌‌‍ ‌‍‌​‌‍‌‌​ ‌‌ ​​‌ ​‍‌‍‌‌‌ ​ ‌‍‌‌‌‍ ‍‌ ‌​‌‍​‌‌ ‌​‌‍‍‌‌‍ ‌‍ ‍​ ‍ ‌‍‍‌‌‍‌​​ ‌​ ​ ​ ​ ‌‍‌‌​ ‌‌​ ‌ ‌‍​‍‌‍‌‌​ ‌‍​‍ ‌​ ​ ‌‍‌‍​ ‌‍‌‍‌‌​‍ ‌​ ‌​​ ​​​ ​‍‌‍​‍​‍ ‌​ ‍‌​ ​​​ ​ ‌‍‌‍​‍ ‌‌‍‌​​ ‍​‌‍‌‍​ ‌ ‌‍​‌​ ​​​ ‌ ​ ‍‌​ ‍‌​ ‍​​ ‍​​ ‌ ​ ‍ ‌ ‌​‌ ‍‌‌ ​​‌‍‌‌​ ‌‌ ​​‌‍ ​‌‍​‌‌‍​ ‌‍‌‌​ ‍ ‌ ​​‌‍​‌‌ ‌​‌‍‍​​ ‌‌‍‍​‌‍‌‌‌ ​‍‌‍ ​‍ ‍‌ ‌​‌‍‍‌‌ ‌​‌‍ ​‌‍‌‌​ ‌‍​‍‌‍​‌‌ ​ ‌‍‌‌‌‌‌‌‌ ​‍‌‍ ​​ ‌‌‍‍​‌ ‌​‌ ‌​‌ ​​​‍‌‌​ ​ ‌​​‌​‍‌‌​ ​‍‌​‌‍​‍‌‌​ ​‍‌​‌‍‌‍ ​‌‍ ‌‍​ ‌‍​‌‌‍ ​‌‍‍​‌‍ ‌ ​ ‌ ‌​​‍‌‌​ ​ ‌​​‌​ ​ ​ ​ ​ ​ ​ ​ ​‍‌‍‌‍‍‌‌‍‌​​ ‌​ ​ ​ ​ ‌‍‌‌​ ‌‌​ ‌ ‌‍​‍‌‍‌‌​ ‌‍​‍ ‌​ ​ ‌‍‌‍​ ‌‍‌‍‌‌​‍ ‌​ ‌​​ ​​​ ​‍‌‍​‍​‍ ‌​ ‍‌​ ​​​ ​ ‌‍‌‍​‍ ‌‌‍‌​​ ‍​‌‍‌‍​ ‌ ‌‍​‌​ ​​​ ‌ ​ ‍‌​ ‍‌​ ‍​​ ‍​​ ‌ ​‍‌‍‌ ‌​‌ ‍‌‌ ​​‌‍‌‌​ ‌‌ ​​‌‍ ​‌‍​‌‌‍​ ‌‍‌‌​‍‌‍‌ ​​‌‍​‌‌ ‌​‌‍‍​​ ‌‌‍‍​‌‍‌‌‌ ​‍‌‍ ​‍ ‍‌ ‌​‌‍‍‌‌ ‌​‌‍ ​‌‍‌‌​‍‌‍‌ ​​‌‍‌‌‌ ​‍‌ ​ ‌ ​​‌‍‌‌‌‍​ ‌ ‌​‌‍‍‌‌ ‌‍‌‍‌‌​ ‌‌ ​​‌ ‌‌‌‍​‍‌‍ ​‌‍‍‌‌ ​ ‌‍‍​‌‍‌‌‌‍‌​​‍​‍‌ ‌
Visit All Saints Church in Burton Dassett. Discover medieval wall paintings, a sloping floor, and 12th century architecture in this historic sheep church.​​​​‌ ‍ ​‍​‍‌‍ ‌ ​‍‌‍‍‌‌‍‌ ‌‍‍‌‌‍ ‍​‍​‍​ ‍‍​‍​‍‌ ​ ‌‍​‌‌‍ ‍‌‍‍‌‌ ‌​‌ ‍‌​‍ ‍‌‍‍‌‌‍ ​‍​‍​‍ ​​‍​‍‌‍‍​‌ ​‍‌‍‌‌‌‍‌‍​‍​‍​ ‍‍​‍​‍‌‍‍​‌ ‌​‌ ‌​‌ ​​​ ‍‍​‍ ​‍ ‌‍ ​‌‍ ‌‍​ ‌‍​‌‌‍ ​‌‍‍​‌‍ ‌ ​ ‌ ‌​​ ‍‍​ ​ ​ ​ ​ ​ ​ ​ ​‍ ‌‍‍‌‌‍ ‍‌ ‌​‌‍‌‌‌‍ ‍‌ ‌​​‍ ‌‍‌‌‌‍‌​‌‍‍‌‌ ‌​​‍ ‌‍ ‌‌‍ ‌‍‌​‌‍‌‌​ ‌‌ ​​‌ ​‍‌‍‌‌‌ ​ ‌‍‌‌‌‍ ‍‌ ‌​‌‍​‌‌ ‌​‌‍‍‌‌‍ ‌‍ ‍​ ‍ ‌‍‍‌‌‍‌​​ ‌​ ​ ​ ​ ‌‍‌‌​ ‌‌​ ‌ ‌‍​‍‌‍‌‌​ ‌‍​‍ ‌​ ​ ‌‍‌‍​ ‌‍‌‍‌‌​‍ ‌​ ‌​​ ​​​ ​‍‌‍​‍​‍ ‌​ ‍‌​ ​​​ ​ ‌‍‌‍​‍ ‌‌‍‌​​ ‍​‌‍‌‍​ ‌ ‌‍​‌​ ​​​ ‌ ​ ‍‌​ ‍‌​ ‍​​ ‍​​ ‌ ​ ‍ ‌ ‌​‌ ‍‌‌ ​​‌‍‌‌​ ‌‌ ​​‌‍ ​‌‍​‌‌‍​ ‌‍‌‌​ ‍ ‌ ​​‌‍​‌‌ ‌​‌‍‍​​ ‌‌‍‍​‌‍‌‌‌ ​‍‌‍ ​‍ ‍‌ ​ ‌ ‌‌‌‍ ‌‌‍ ‌‌‍​‌‌ ​‍‌ ‍‌​ ‌‍​‍‌‍​‌‌ ​ ‌‍‌‌‌‌‌‌‌ ​‍‌‍ ​​ ‌‌‍‍​‌ ‌​‌ ‌​‌ ​​​‍‌‌​ ​ ‌​​‌​‍‌‌​ ​‍‌​‌‍​‍‌‌​ ​‍‌​‌‍‌‍ ​‌‍ ‌‍​ ‌‍​‌‌‍ ​‌‍‍​‌‍ ‌ ​ ‌ ‌​​‍‌‌​ ​ ‌​​‌​ ​ ​ ​ ​ ​ ​ ​ ​‍‌‍‌‍‍‌‌‍‌​​ ‌​ ​ ​ ​ ‌‍‌‌​ ‌‌​ ‌ ‌‍​‍‌‍‌‌​ ‌‍​‍ ‌​ ​ ‌‍‌‍​ ‌‍‌‍‌‌​‍ ‌​ ‌​​ ​​​ ​‍‌‍​‍​‍ ‌​ ‍‌​ ​​​ ​ ‌‍‌‍​‍ ‌‌‍‌​​ ‍​‌‍‌‍​ ‌ ‌‍​‌​ ​​​ ‌ ​ ‍‌​ ‍‌​ ‍​​ ‍​​ ‌ ​‍‌‍‌ ‌​‌ ‍‌‌ ​​‌‍‌‌​ ‌‌ ​​‌‍ ​‌‍​‌‌‍​ ‌‍‌‌​‍‌‍‌ ​​‌‍​‌‌ ‌​‌‍‍​​ ‌‌‍‍​‌‍‌‌‌ ​‍‌‍ ​‍ ‍‌ ​ ‌ ‌‌‌‍ ‌‌‍ ‌‌‍​‌‌ ​‍‌ ‍‌​‍‌‍‌ ​​‌‍‌‌‌ ​‍‌ ​ ‌ ​​‌‍‌‌‌‍​ ‌ ‌​‌‍‍‌‌ ‌‍‌‍‌‌​ ‌‌ ​​‌ ‌‌‌‍​‍‌‍ ​‌‍‍‌‌ ​ ‌‍‍​‌‍‌‌‌‍‌​​‍​‍‌ ‌